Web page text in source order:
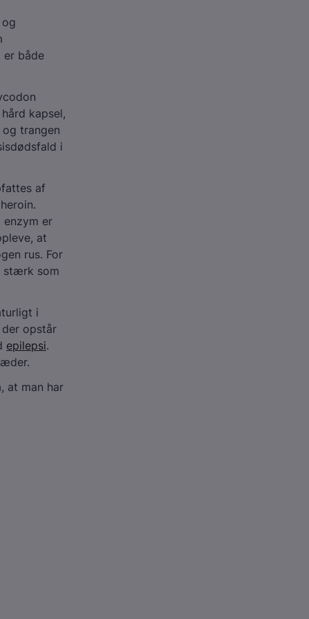
er både
kapsel,
trangen
i
af
er
at
rus. For
stærk som
i
opstår
epilepsi.
at man har